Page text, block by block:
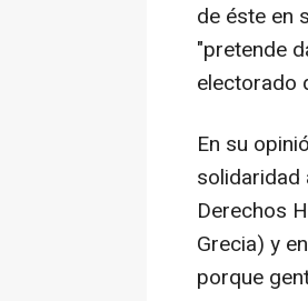
de éste en
"pretende
electorado
En su
solidaridad
Derechos
Grecia) y
porque